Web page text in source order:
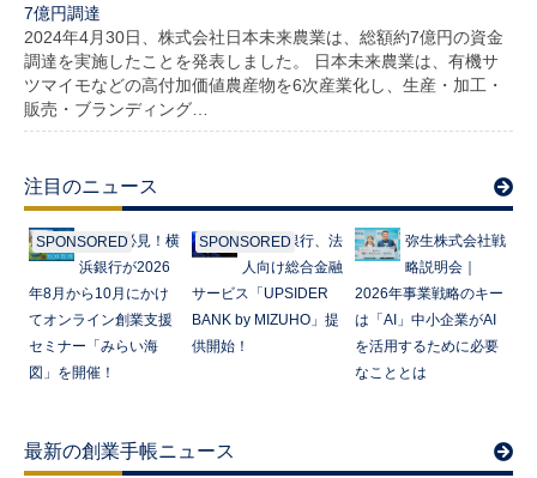
7億円調達
2024年4月30日、株式会社日本未来農業は、総額約7億円の資金
調達を実施したことを発表しました。 日本未来農業は、有機サ
ツマイモなどの高付加価値農産物を6次産業化し、生産・加工・
販売・ブランディング…
注目のニュース
SPONSORED起業家必見！横
浜銀行が2026
年8月から10月にかけ
てオンライン創業支援
セミナー「みらい海
図」を開催！
SPONSOREDみずほ銀行、法
人向け総合金融
サービス「UPSIDER
BANK by MIZUHO」提
供開始！
弥生株式会社戦
略説明会｜
2026年事業戦略のキー
は「AI」中小企業がAI
を活用するために必要
なこととは
最新の創業手帳ニュース